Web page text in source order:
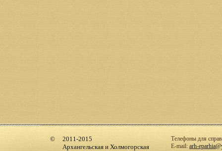
2011-2015
Архангельская и Холмогорская
Телефоны для
E-mail: arh-